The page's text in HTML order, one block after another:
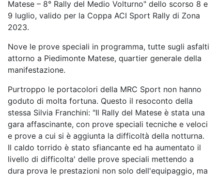
Matese – 8° Rally del Medio Volturno" dello scorso 8 e
9 luglio, valido per la Coppa ACI Sport Rally di Zona
2023.
Nove le prove speciali in programma, tutte sugli asfalti
attorno a Piedimonte Matese, quartier generale della
manifestazione.
Purtroppo le portacolori della MRC Sport non hanno
goduto di molta fortuna. Questo il resoconto della
stessa Silvia Franchini: "Il Rally del Matese è stata una
gara affascinante, con prove speciali tecniche e veloci
e prove a cui si è aggiunta la difficoltà della notturna.
Il caldo torrido è stato sfiancante ed ha aumentato il
livello di difficolta' delle prove speciali mettendo a
dura prova le prestazioni non solo dell'equipaggio, ma